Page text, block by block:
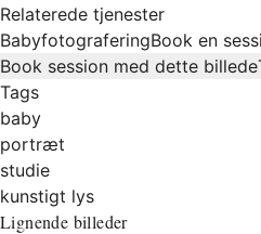
Relaterede tjenester
BabyfotograferingBook en
Book session med dette billede
Tags
baby
portræt
studie
kunstigt lys
Lignende billeder